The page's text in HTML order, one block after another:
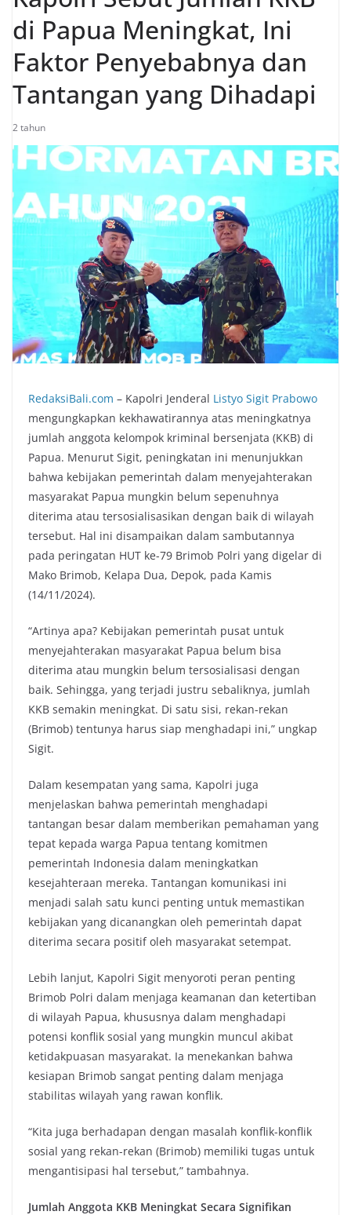
di Papua Meningkat, Ini
Faktor Penyebabnya dan
Tantangan yang Dihadapi
2 tahun
RedaksiBali.com – Kapolri Jenderal Listyo Sigit Prabowo
mengungkapkan kekhawatirannya atas meningkatnya
jumlah anggota kelompok kriminal bersenjata (KKB) di
Papua. Menurut Sigit, peningkatan ini menunjukkan
bahwa kebijakan pemerintah dalam menyejahterakan
masyarakat Papua mungkin belum sepenuhnya
diterima atau tersosialisasikan dengan baik di wilayah
tersebut. Hal ini disampaikan dalam sambutannya
pada peringatan HUT ke-79 Brimob Polri yang digelar di
Mako Brimob, Kelapa Dua, Depok, pada Kamis
(14/11/2024).
“Artinya apa? Kebijakan pemerintah pusat untuk
menyejahterakan masyarakat Papua belum bisa
diterima atau mungkin belum tersosialisasi dengan
baik. Sehingga, yang terjadi justru sebaliknya, jumlah
KKB semakin meningkat. Di satu sisi, rekan-rekan
(Brimob) tentunya harus siap menghadapi ini,” ungkap
Sigit.
Dalam kesempatan yang sama, Kapolri juga
menjelaskan bahwa pemerintah menghadapi
tantangan besar dalam memberikan pemahaman yang
tepat kepada warga Papua tentang komitmen
pemerintah Indonesia dalam meningkatkan
kesejahteraan mereka. Tantangan komunikasi ini
menjadi salah satu kunci penting untuk memastikan
kebijakan yang dicanangkan oleh pemerintah dapat
diterima secara positif oleh masyarakat setempat.
Lebih lanjut, Kapolri Sigit menyoroti peran penting
Brimob Polri dalam menjaga keamanan dan ketertiban
di wilayah Papua, khususnya dalam menghadapi
potensi konflik sosial yang mungkin muncul akibat
ketidakpuasan masyarakat. Ia menekankan bahwa
kesiapan Brimob sangat penting dalam menjaga
stabilitas wilayah yang rawan konflik.
“Kita juga berhadapan dengan masalah konflik-konflik
sosial yang rekan-rekan (Brimob) memiliki tugas untuk
mengantisipasi hal tersebut,” tambahnya.
Jumlah Anggota KKB Meningkat Secara Signifikan